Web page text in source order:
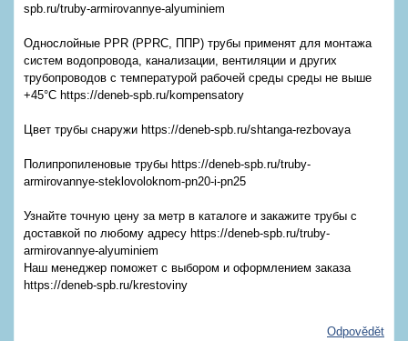
spb.ru/truby-armirovannye-alyuminiem
Однослойные PPR (PPRС, ППР) трубы применят для монтажа
систем водопровода, канализации, вентиляции и других
трубопроводов с температурой рабочей среды среды не выше
+45°C https://deneb-spb.ru/kompensatory
Цвет трубы снаружи https://deneb-spb.ru/shtanga-rezbovaya
Полипропиленовые трубы https://deneb-spb.ru/truby-
armirovannye-steklovoloknom-pn20-i-pn25
Узнайте точную цену за метр в каталоге и закажите трубы с
доставкой по любому адресу https://deneb-spb.ru/truby-
armirovannye-alyuminiem
Наш менеджер поможет с выбором и оформлением заказа
https://deneb-spb.ru/krestoviny
Odpovědět